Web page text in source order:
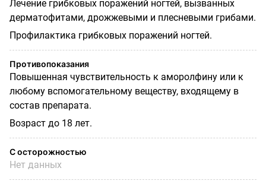
Лечение грибковых поражений ногтей, вызванных
дерматофитами, дрожжевыми и плесневыми грибами.
Профилактика грибковых поражений ногтей.
Противопоказания
Повышенная чувствительность к аморолфину или к
любому вспомогательному веществу, входящему в
состав препарата.
Возраст до 18 лет.
С осторожностью
Нет данных